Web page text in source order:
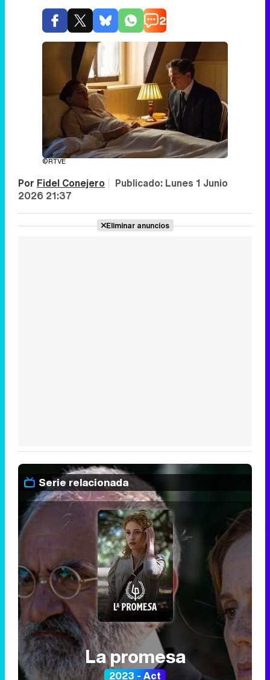
2
©RTVE
Por Fidel Conejero | Publicado: Lunes 1 Junio
2026 21:37
Eliminar anuncios
Serie relacionada
La promesa
2023 - Act